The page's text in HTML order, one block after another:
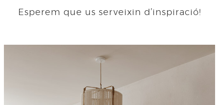
Esperem que us serveixin d’inspiració!